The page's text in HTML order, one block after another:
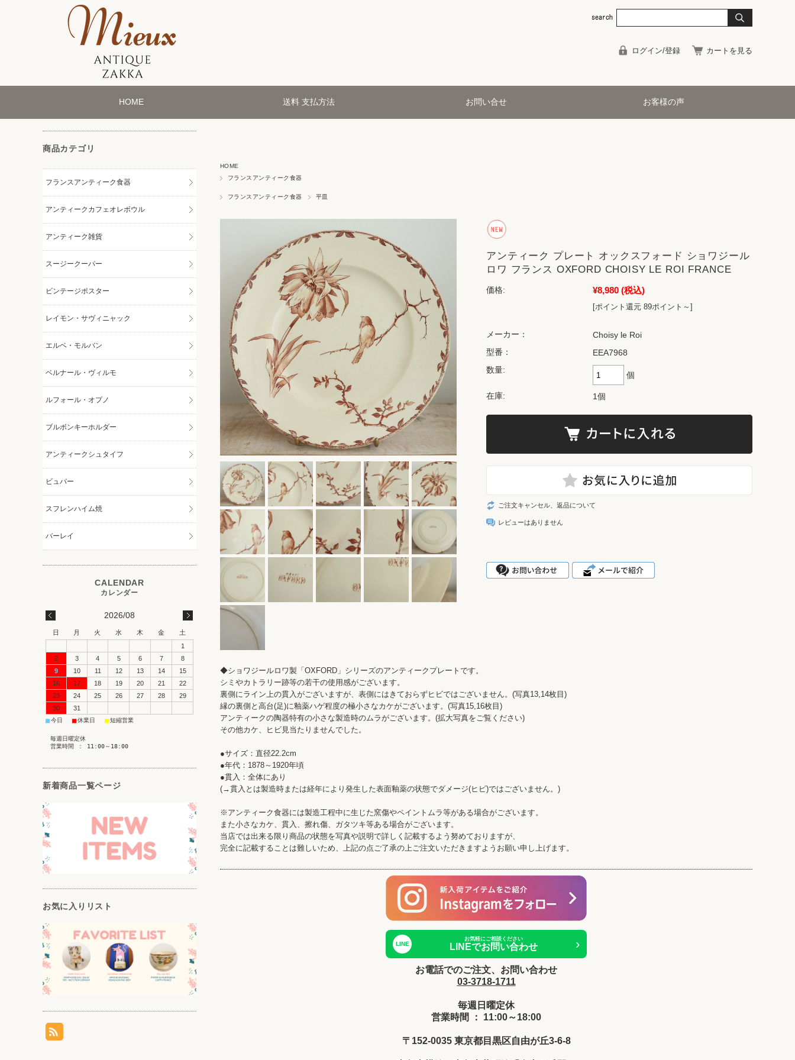
ログイン/登録 カートを見る
HOME 送料 支払方法 お問い合せ お客様の声
HOME
フランスアンティーク食器
フランスアンティーク食器 平皿
アンティーク プレート オックスフォード ショワジール
ロワ フランス OXFORD CHOISY LE ROI FRANCE
価格: ¥8,980 (税込)
[ポイント還元 89ポイント～]
メーカー：
Choisy le Roi
型番：
EEA7968
数量:
個
在庫: 1個
ご注文キャンセル、返品について
レビューはありません
◆ショワジールロワ製「OXFORD」シリーズのアンティークプレートです。
シミやカトラリー跡等の若干の使用感がございます。
裏側にライン上の貫入がございますが、表側にはきておらずヒビではございません。(写真13,14枚目)
縁の裏側と高台(足)に釉薬ハゲ程度の極小さなカケがございます。(写真15,16枚目)
アンティークの陶器特有の小さな製造時のムラがございます。(拡大写真をご覧ください)
その他カケ、ヒビ見当たりませんでした。
●サイズ：直径22.2cm
●年代：1878～1920年頃
●貫入：全体にあり
(→貫入とは製造時または経年により発生した表面釉薬の状態でダメージ(ヒビ)ではございません。)
※アンティーク食器には製造工程中に生じた窯傷やペイントムラ等がある場合がございます。
また小さなカケ、貫入、擦れ傷、ガタツキ等ある場合がございます。
当店では出来る限り商品の状態を写真や説明で詳しく記載するよう努めておりますが、
完全に記載することは難しいため、上記の点ご了承の上ご注文いただきますようお願い申し上げます。
LINE
お気軽にご相談ください
LINEでお問い合わせ ›
お電話でのご注文、お問い合わせ
03-3718-1711
毎週日曜定休
営業時間 ： 11:00～18:00
〒152-0035 東京都目黒区自由が丘3-6-8
商品カテゴリ
フランスアンティーク食器
アンティークカフェオレボウル
アンティーク雑貨
スージークーパー
ビンテージポスター
レイモン・サヴィニャック
エルベ・モルバン
ベルナール・ヴィルモ
ルフォール・オプノ
ブルボンキーホルダー
アンティークシュタイフ
ビュバー
スフレンハイム焼
バーレイ
2026/08
日 月 火 水 木 金
土
1
2
3 4 5 6 7
8
9
10 11 12 13 14
15
16
17 18 19 20 21
22
23
24 25 26 27 28
29
30
31
■今日 ■休業日 ■短縮営業
毎週日曜定休
営業時間 ： 11:00～18:00
新着商品一覧ページ
お気に入りリスト